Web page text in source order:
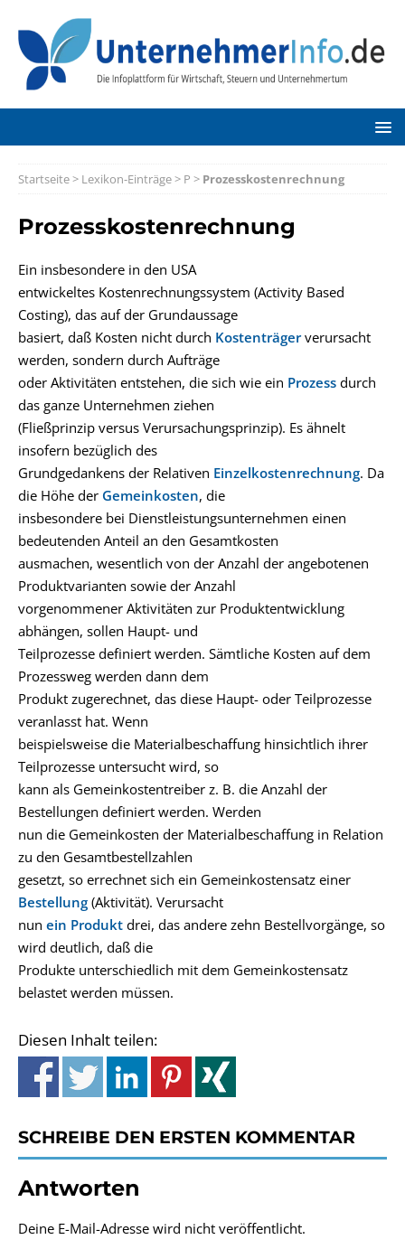
Startseite> Lexikon-Einträge> P > Prozesskostenrechnung
Prozesskostenrechnung
Ein insbesondere in den USA
entwickeltes Kostenrechnungssystem (Activity Based
Costing), das auf der Grundaussage
basiert, daß Kosten nicht durch Kostenträgerverursacht
werden, sondern durch Aufträge
oder Aktivitäten entstehen, die sich wie ein Prozess durch
das ganze Unternehmen ziehen
(Fließprinzip versus Verursachungsprinzip). Es ähnelt
insofern bezüglich des
Grundgedankens der Relativen Einzelkostenrechnung. Da
die Höhe der Gemeinkosten, die
insbesondere bei Dienstleistungsunternehmen einen
bedeutenden Anteil an den Gesamtkosten
ausmachen, wesentlich von der Anzahl der angebotenen
Produktvarianten sowie der Anzahl
vorgenommener Aktivitäten zur Produktentwicklung
abhängen, sollen Haupt- und
Teilprozesse definiert werden. Sämtliche Kosten auf dem
Prozessweg werden dann dem
Produkt zugerechnet, das diese Haupt- oder Teilprozesse
veranlasst hat. Wenn
beispielsweise die Materialbeschaffung hinsichtlich ihrer
Teilprozesse untersucht wird, so
kann als Gemeinkostentreiber z. B. die Anzahl der
Bestellungen definiert werden. Werden
nun die Gemeinkosten der Materialbeschaffung in Relation
zu den Gesamtbestellzahlen
gesetzt, so errechnet sich ein Gemeinkostensatz einer
Bestellung (Aktivität). Verursacht
nun ein Produkt drei, das andere zehn Bestellvorgänge, so
wird deutlich, daß die
Produkte unterschiedlich mit dem Gemeinkostensatz
belastet werden müssen.
Diesen Inhalt teilen:
SCHREIBE DEN ERSTEN KOMMENTAR
Antworten
Deine E-Mail-Adresse wird nicht veröffentlicht.